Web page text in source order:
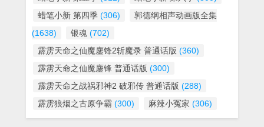
蜡笔小新 第四季 (306)
郭德纲相声动画版全集
(1638)
银魂 (702)
霹雳天命之仙魔鏖锋2斩魔录 普通话版 (360)
霹雳天命之仙魔鏖锋 普通话版 (300)
霹雳天命之战祸邪神2 破邪传 普通话版 (288)
霹雳狼烟之古原争霸 (300) 麻辣小冤家 (306)